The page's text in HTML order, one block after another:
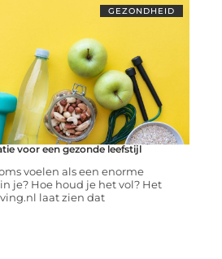
GEZONDHEID
voor een gezonde leefstijl
voelen als een enorme
je? Hoe houd je het vol? Het
laat zien dat